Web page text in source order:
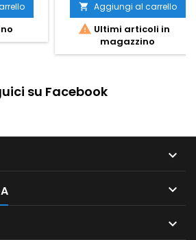
 Aggiungi al carrello
 Ultimi articoli in
magazzino
su Facebook


